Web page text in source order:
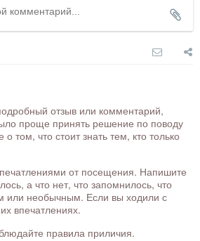
отзыв или комментарий,
проще принять решение по поводу
том, что стоит знать тем, кто только
от посещения. Напишите
а что нет, что запомнилось, что
или необычным. Если вы ходили с
впечатлениях.
правила приличия.